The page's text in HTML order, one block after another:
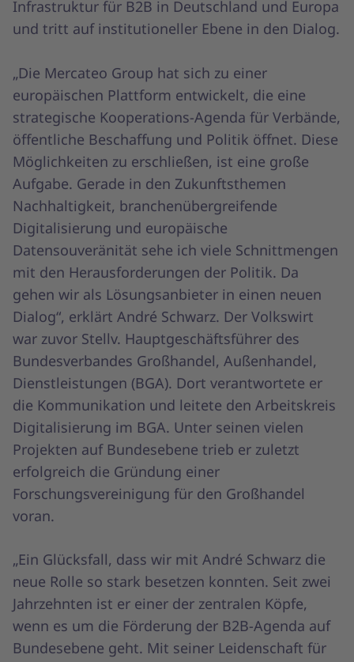
Infrastruktur für B2B in Deutschland und Europa
und tritt auf institutioneller Ebene in den Dialog.
„Die Mercateo Group hat sich zu einer
europäischen Plattform entwickelt, die eine
strategische Kooperations-Agenda für Verbände,
öffentliche Beschaffung und Politik öffnet. Diese
Möglichkeiten zu erschließen, ist eine große
Aufgabe. Gerade in den Zukunftsthemen
Nachhaltigkeit, branchenübergreifende
Digitalisierung und europäische
Datensouveränität sehe ich viele Schnittmengen
mit den Herausforderungen der Politik. Da
gehen wir als Lösungsanbieter in einen neuen
Dialog“, erklärt André Schwarz. Der Volkswirt
war zuvor Stellv. Hauptgeschäftsführer des
Bundesverbandes Großhandel, Außenhandel,
Dienstleistungen (BGA). Dort verantwortete er
die Kommunikation und leitete den Arbeitskreis
Digitalisierung im BGA. Unter seinen vielen
Projekten auf Bundesebene trieb er zuletzt
erfolgreich die Gründung einer
Forschungsvereinigung für den Großhandel
voran.
„Ein Glücksfall, dass wir mit André Schwarz die
neue Rolle so stark besetzen konnten. Seit zwei
Jahrzehnten ist er einer der zentralen Köpfe,
wenn es um die Förderung der B2B-Agenda auf
Bundesebene geht. Mit seiner Leidenschaft für